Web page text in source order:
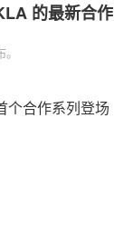
的最新合